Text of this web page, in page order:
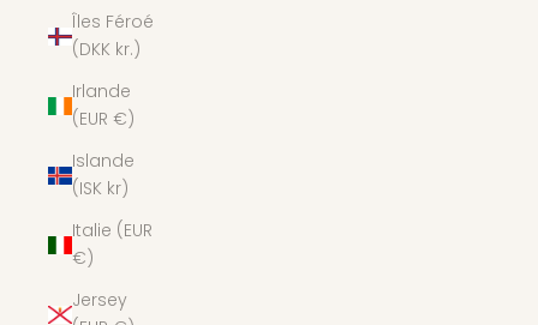
Îles Féroé
(DKK kr.)
Irlande
(EUR €)
Islande
(ISK kr)
Italie (EUR
€)
Jersey